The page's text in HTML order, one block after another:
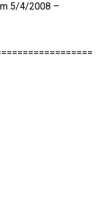
5/4/2008 –